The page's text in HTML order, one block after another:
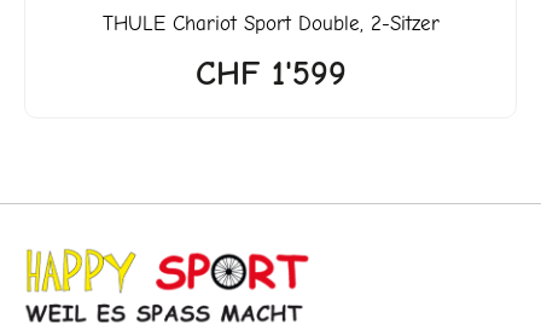
THULEChariot Sport Double, 2-Sitzer
CHF1'599